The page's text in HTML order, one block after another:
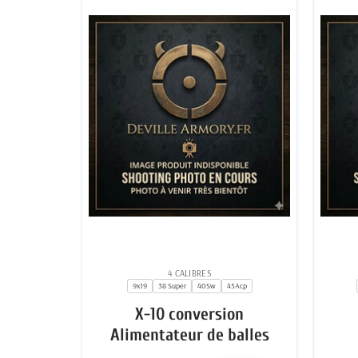
4 CALIBRES
9x19 38 Super 40Sw 45Acp
X-10 conversion
Alimentateur de balles